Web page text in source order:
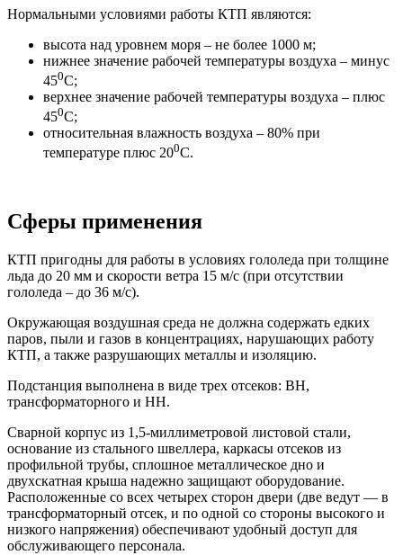
Нормальными условиями работы КТП являются:
высота над уровнем моря – не более 1000 м;
нижнее значение рабочей температуры воздуха – минус
450С;
верхнее значение рабочей температуры воздуха – плюс
450С;
относительная влажность воздуха – 80% при
температуре плюс 200С.
Сферы применения
КТП пригодны для работы в условиях гололеда при толщине
льда до 20 мм и скорости ветра 15 м/с (при отсутствии
гололеда – до 36 м/с).
Окружающая воздушная среда не должна содержать едких
паров, пыли и газов в концентрациях, нарушающих работу
КТП, а также разрушающих металлы и изоляцию.
Подстанция выполнена в виде трех отсеков: ВН,
трансформаторного и НН.
Сварной корпус из 1,5-миллиметровой листовой стали,
основание из стального швеллера, каркасы отсеков из
профильной трубы, сплошное металлическое дно и
двухскатная крыша надежно защищают оборудование.
Расположенные со всех четырех сторон двери (две ведут — в
трансформаторный отсек, и по одной со стороны высокого и
низкого напряжения) обеспечивают удобный доступ для
обслуживающего персонала.